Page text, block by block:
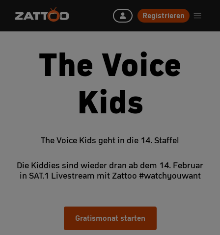
Registrieren
The Voice
Kids
The Voice Kids geht in die 14. Staffel
Die Kiddies sind wieder dran ab dem 14. Februar
in SAT.1 Livestream mit Zattoo #watchyouwant
Gratismonat starten